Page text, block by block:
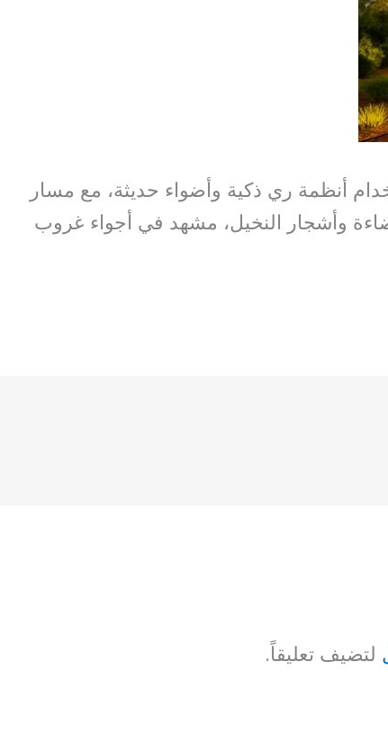
أنظمة ري ذكية وأضواء حديثة، مع مسار
وأشجار النخيل، مشهد في أجواء غروب
لتضيف تعليقاً.